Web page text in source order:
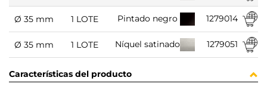
Ø 35 mm 1 LOTE Pintado negro 1279014
Ø 35 mm 1 LOTE Níquel satinado 1279051
Características del producto